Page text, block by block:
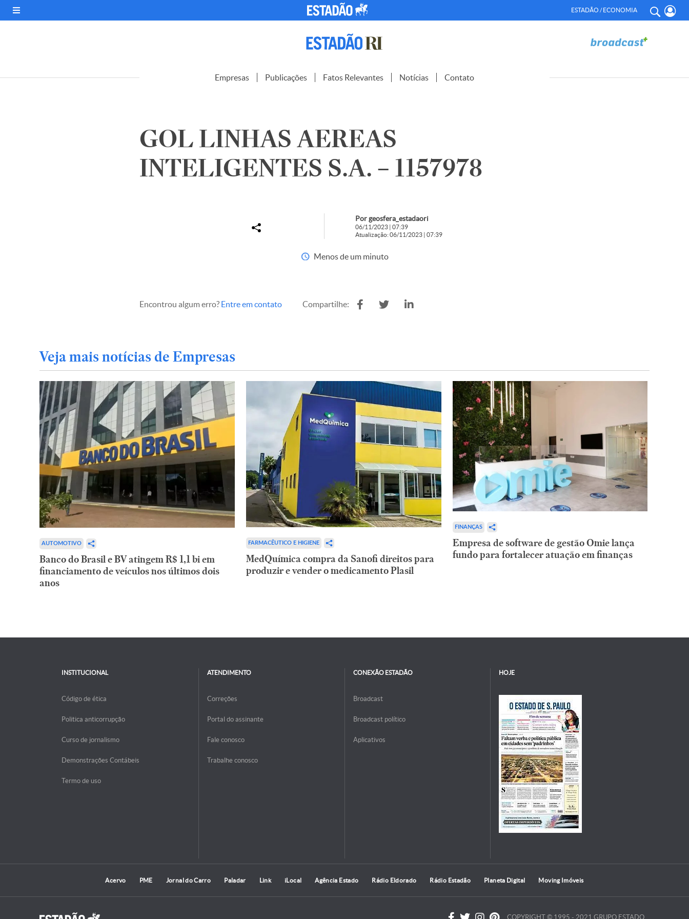
ESTADÃO / ECONOMIA
Empresas Publicações Fatos Relevantes Notícias Contato
GOL LINHAS AEREAS
INTELIGENTES S.A. – 1157978
Por geosfera_estadaori
06/11/2023 | 07:39
Atualização: 06/11/2023 | 07:39
Menos de um minuto
Encontrou algum erro? Entre em contato Compartilhe:
Veja mais notícias de Empresas
AUTOMOTIVO
Banco do Brasil e BV atingem R$ 1,1 bi em
financiamento de veículos nos últimos dois
anos
FARMACÊUTICO E HIGIENE
MedQuímica compra da Sanofi direitos para
produzir e vender o medicamento Plasil
FINANÇAS
Empresa de software de gestão Omie lança
fundo para fortalecer atuação em finanças
INSTITUCIONAL
Código de ética
Politica anticorrupção
Curso de jornalismo
Demonstrações Contábeis
Termo de uso
ATENDIMENTO
Correções
Portal do assinante
Fale conosco
Trabalhe conosco
CONEXÃO ESTADÃO
Broadcast
Broadcast político
Aplicativos
HOJE
Acervo PME Jornal do Carro Paladar Link iLocal Agência Estado Rádio Eldorado Rádio Estadão Planeta Digital Moving Imóveis
COPYRIGHT © 1995 - 2021 GRUPO ESTADO